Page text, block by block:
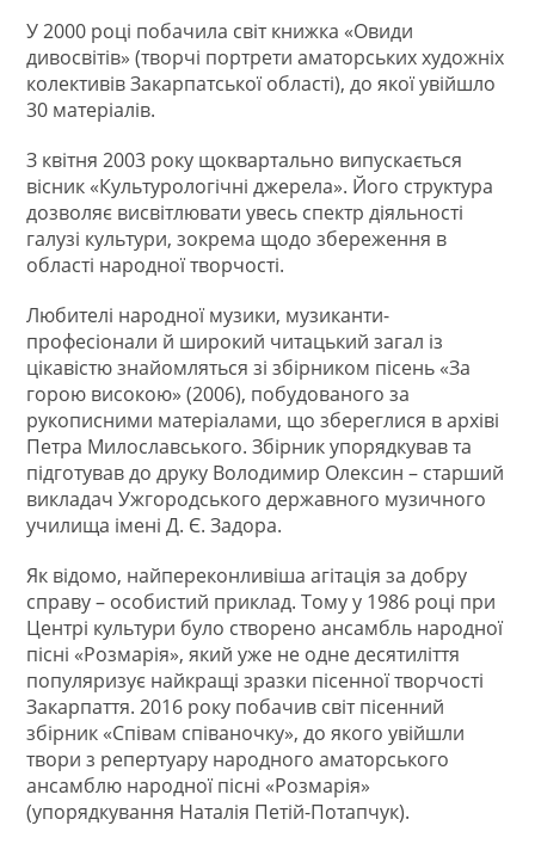
У 2000 році побачила світ книжка «Овиди
дивосвітів» (творчі портрети аматорських художніх
колективів Закарпатської області), до якої увійшло
30 матеріалів.
З квітня 2003 року щоквартально випускається
вісник «Культурологічні джерела». Його структура
дозволяє висвітлювати увесь спектр діяльності
галузі культури, зокрема щодо збереження в
області народної творчості.
Любителі народної музики, музиканти-
професіонали й широкий читацький загал із
цікавістю знайомляться зі збірником пісень «За
горою високою» (2006), побудованого за
рукописними матеріалами, що збереглися в архіві
Петра Милославського. Збірник упорядкував та
підготував до друку Володимир Олексин – старший
викладач Ужгородського державного музичного
училища імені Д. Є. Задора.
Як відомо, найпереконливіша агітація за добру
справу – особистий приклад. Тому у 1986 році при
Центрі культури було створено ансамбль народної
пісні «Розмарія», який уже не одне десятиліття
популяризує найкращі зразки пісенної творчості
Закарпаття. 2016 року побачив світ пісенний
збірник «Співам співаночку», до якого увійшли
твори з репертуару народного аматорського
ансамблю народної пісні «Розмарія»
(упорядкування Наталія Петій-Потапчук).